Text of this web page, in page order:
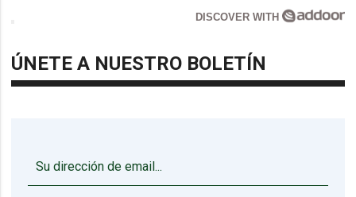
DISCOVER WITH
ÚNETE A NUESTRO BOLETÍN